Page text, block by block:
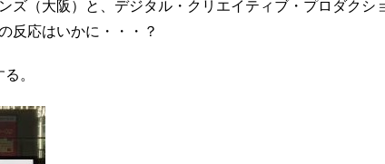
ズ（大阪）と、デジタル・クリエイティブ・プロダクシ
反応はいかに・・・？
。